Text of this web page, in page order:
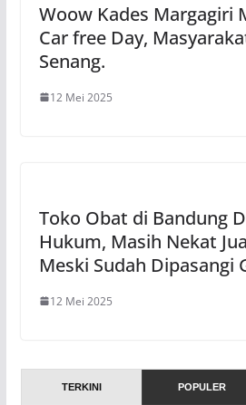
Woow Kades Margagiri
Car free Day,
Senang.
12 Mei 2025
Toko Obat di Bandung
Hukum, Masih Nekat
Meski Sudah Dipasangi
12 Mei 2025
TERKINI POPULER